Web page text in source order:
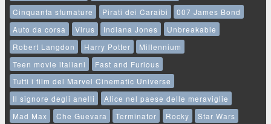
Cinquanta sfumature
Pirati dei Caraibi
007 James Bond
Auto da corsa
Virus Indiana Jones
Unbreakable
Robert Langdon
Harry Potter
Millennium
Teen movie italiani
Fast and Furious
Tutti i film del Marvel Cinematic Universe
Il signore degli anelli
Alice nel paese delle meraviglie
Mad Max
Che Guevara Terminator Rocky
Star Wars